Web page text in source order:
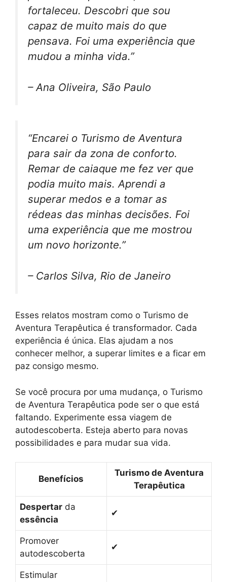
fortaleceu. Descobri que sou
capaz de muito mais do que
pensava. Foi uma experiência que
mudou a minha vida.”
– Ana Oliveira, São Paulo
“Encarei o Turismo de Aventura
para sair da zona de conforto.
Remar de caiaque me fez ver que
podia muito mais. Aprendi a
superar medos e a tomar as
rédeas das minhas decisões. Foi
uma experiência que me mostrou
um novo horizonte.”
– Carlos Silva, Rio de Janeiro
Esses relatos mostram como o Turismo de
Aventura Terapêutica é transformador. Cada
experiência é única. Elas ajudam a nos
conhecer melhor, a superar limites e a ficar em
paz consigo mesmo.
Se você procura por uma mudança, o Turismo
de Aventura Terapêutica pode ser o que está
faltando. Experimente essa viagem de
autodescoberta. Esteja aberto para novas
possibilidades e para mudar sua vida.
Benefícios
Turismo de Aventura
Terapêutica
Despertar da
essência
✔
Promover
autodescoberta
✔
Estimular